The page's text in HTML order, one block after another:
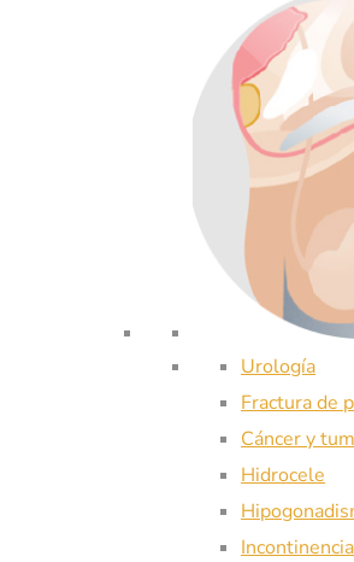
Urología
Fractura de
Cáncer y
Hidrocele